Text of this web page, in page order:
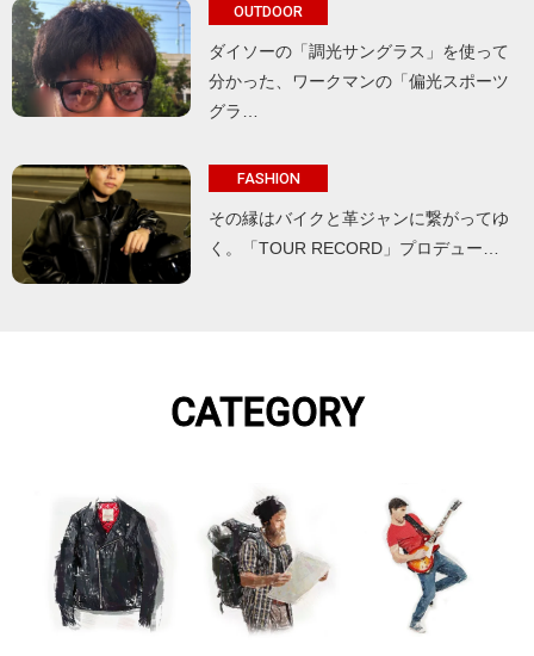
OUTDOOR
ダイソーの「調光サングラス」を使って
分かった、ワークマンの「偏光スポーツ
グラ…
FASHION
その縁はバイクと革ジャンに繋がってゆ
く。「TOUR RECORD」プロデュー…
CATEGORY